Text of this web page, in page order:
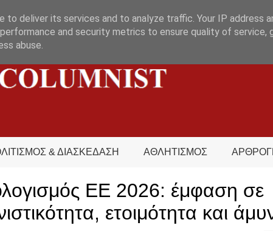
& ΔΙΑΣΚΕΔΑΣΗ ΑΘΛΗΤΙΣΜΟΣ
ΕΕ 2026: έμφαση σε
ετοιμότητα και
to deliver its services and to analyze traffic. Your IP address
and security metrics to ensure quality of service,
abuse.